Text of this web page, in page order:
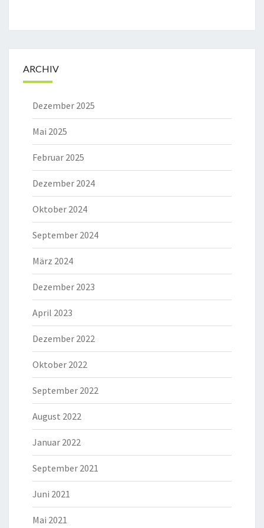
ARCHIV
Dezember 2025
Mai 2025
Februar 2025
Dezember 2024
Oktober 2024
September 2024
März 2024
Dezember 2023
April 2023
Dezember 2022
Oktober 2022
September 2022
August 2022
Januar 2022
September 2021
Juni 2021
Mai 2021